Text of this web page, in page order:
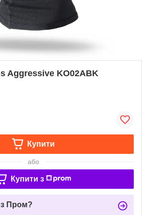
Aggressive KO02ABK
Купити
або
Купити з
з Пром?